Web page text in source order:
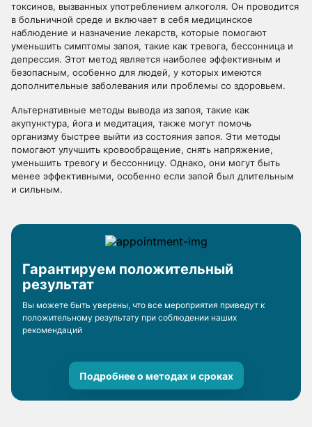
токсинов, вызванных употреблением алкоголя. Он проводится
в больничной среде и включает в себя медицинское
наблюдение и назначение лекарств, которые помогают
уменьшить симптомы запоя, такие как тревога, бессонница и
депрессия. Этот метод является наиболее эффективным и
безопасным, особенно для людей, у которых имеются
дополнительные заболевания или проблемы со здоровьем.
Альтернативные методы вывода из запоя, такие как
акупунктура, йога и медитация, также могут помочь
организму быстрее выйти из состояния запоя. Эти методы
помогают улучшить кровообращение, снять напряжение,
уменьшить тревогу и бессонницу. Однако, они могут быть
менее эффективными, особенно если запой был длительным
и сильным.
Гарантируем положительный
результат
Вы можете быть уверены, что все мероприятия приведут к
положительному результату при соблюдении наших
рекомендаций
Подробнее о методах и сроках